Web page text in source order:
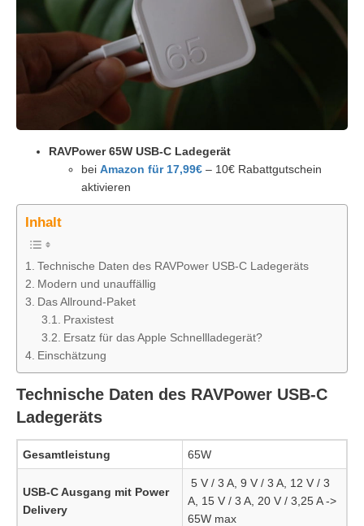
RAVPower 65W USB-C Ladegerät
bei Amazon für 17,99€ – 10€ Rabattgutschein
aktivieren
Inhalt
Technische Daten des RAVPower USB-C Ladegeräts
Modern und unauffällig
Das Allround-Paket
Praxistest
Ersatz für das Apple Schnellladegerät?
Einschätzung
Technische Daten des RAVPower USB-C
Ladegeräts
Gesamtleistung 65W
USB-C Ausgang mit Power
Delivery
5 V / 3 A, 9 V / 3 A, 12 V / 3
A, 15 V / 3 A, 20 V / 3,25 A ->
65W max